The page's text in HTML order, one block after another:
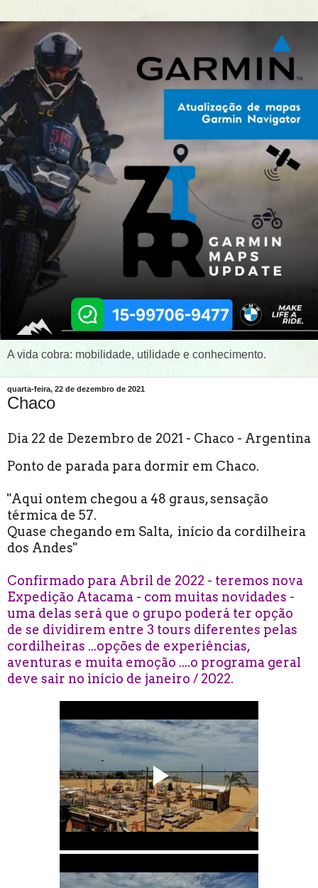
A vida cobra: mobilidade, utilidade e conhecimento.
quarta-feira, 22 de dezembro de 2021
Chaco
Dia 22 de Dezembro de 2021 - Chaco - Argentina
Ponto de parada para dormir em Chaco.
"Aqui ontem chegou a 48 graus, sensação
térmica de 57.
Quase chegando em Salta, início da cordilheira
dos Andes"
Confirmado para Abril de 2022 - teremos nova
Expedição Atacama - com muitas novidades -
uma delas será que o grupo poderá ter opção
de se dividirem entre 3 tours diferentes pelas
cordilheiras ...opções de experiências,
aventuras e muita emoção ....o programa geral
deve sair no início de janeiro / 2022.